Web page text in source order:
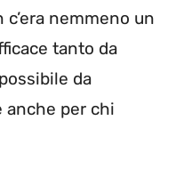
nemmeno un
tanto da
da
anche per chi